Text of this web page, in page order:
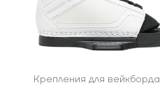
Крепления для вейкборда